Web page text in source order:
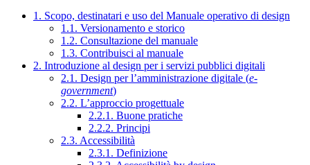
1. Scopo, destinatari e uso del Manuale operativo di design
1.1. Versionamento e storico
1.2. Consultazione del manuale
1.3. Contribuisci al manuale
2. Introduzione al design per i servizi pubblici digitali
2.1. Design per l’amministrazione digitale (e-
government)
2.2. L’approccio progettuale
2.2.1. Buone pratiche
2.2.2. Principi
2.3. Accessibilità
2.3.1. Definizione